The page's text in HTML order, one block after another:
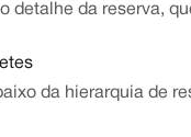
detalhe da reserva,
da hierarquia de